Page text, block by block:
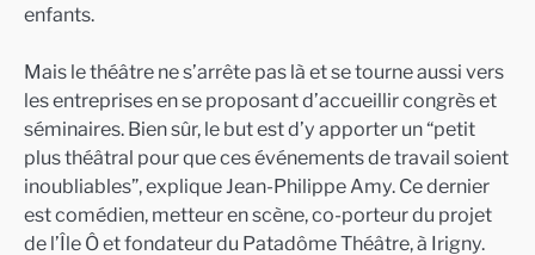
enfants.
Mais le théâtre ne s’arrête pas là et se tourne aussi vers
les entreprises en se proposant d’accueillir congrès et
séminaires. Bien sûr, le but est d’y apporter un “petit
plus théâtral pour que ces événements de travail soient
inoubliables”, explique Jean-Philippe Amy. Ce dernier
est comédien, metteur en scène, co-porteur du projet
de l’Île Ô et fondateur du Patadôme Théâtre, à Irigny.